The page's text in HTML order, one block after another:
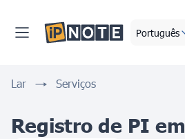
Português
Lar Serviços
Registro de PI em